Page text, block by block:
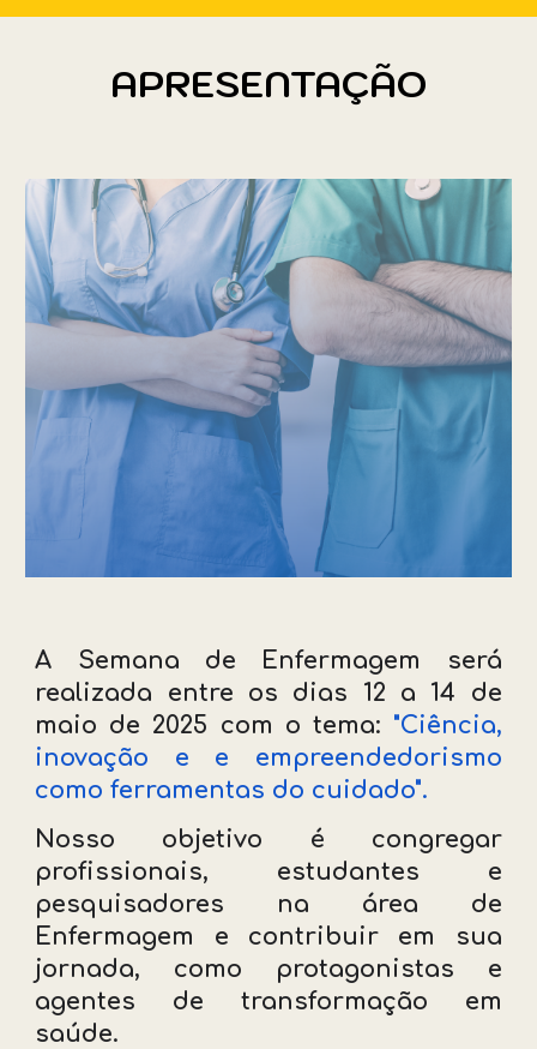
APRESENTAÇÃO
A Semana de Enfermagem será
realizada entre os dias 12 a 14 de
maio de 2025 com o tema: "Ciência,
inovação e e empreendedorismo
como ferramentas do cuidado".
Nosso objetivo é congregar
profissionais, estudantes e
pesquisadores na área de
Enfermagem e contribuir em sua
jornada, como protagonistas e
agentes de transformação em
saúde.